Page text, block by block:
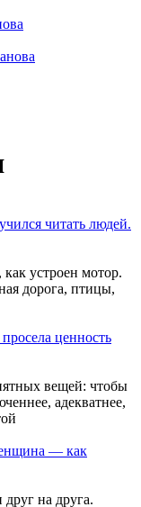
читать людей.
как устроен мотор.
дорога, птицы,
ценность
вещей: чтобы
адекватнее,
— как
на друга.